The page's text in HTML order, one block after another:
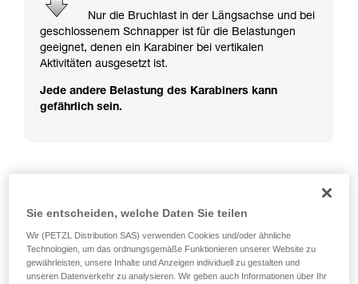
Training voraus. Prüfen Sie zusammen mit
einem Profi, ob Sie in der Lage sind, den
Vorgang alleine sicher zu wiederholen, bevor
Sie ihn eigenständig durchführen.
verbundenen Techniken. Möglicherweise gibt es
noch andere Techniken, die hier nicht
Nur die Bruchlast in der Längsachse und bei
geschlossenem Schnapper ist für die Belastungen
geeignet, denen ein Karabiner bei vertikalen
Aktivitäten ausgesetzt ist.
Jede andere Belastung des Karabiners kann
gefährlich sein.
Beispiele für gefährliche Belastungen der
Karabiner
Sie entscheiden, welche Daten Sie teilen
Wir (PETZL Distribution SAS) verwenden Cookies und/oder ähnliche
Technologien, um das ordnungsgemäße Funktionieren unserer Website zu
gewährleisten, unsere Inhalte und Anzeigen individuell zu gestalten und
unseren Datenverkehr zu analysieren. Wir geben auch Informationen über Ihr